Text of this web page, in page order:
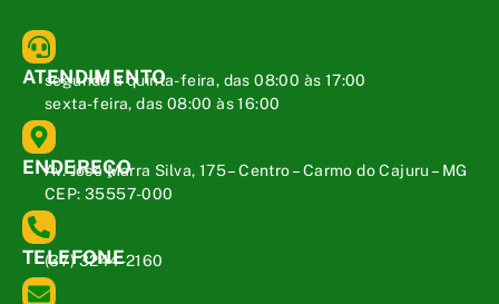
ATENDIMENTO
segunda a quinta-feira, das 08:00 às 17:00
sexta-feira, das 08:00 às 16:00
ENDEREÇO
Av. José Marra Silva, 175 – Centro – Carmo do Cajuru – MG
CEP: 35557-000
TELEFONE
(37) 3244-2160